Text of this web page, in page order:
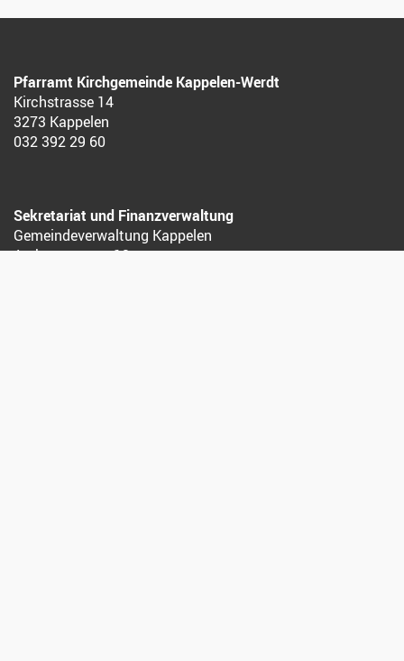
Pfarramt Kirchgemeinde Kappelen-Werdt
Kirchstrasse 14
3273 Kappelen
032 392 29 60
Sekretariat und Finanzverwaltung
Gemeindeverwaltung Kappelen
Aarbergstrasse 12